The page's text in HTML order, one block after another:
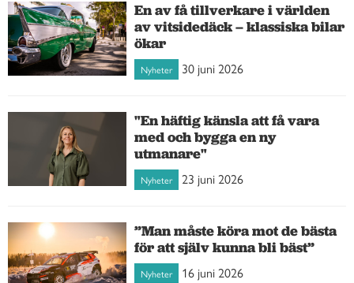
En av få tillverkare i världen
av vitsidedäck – klassiska bilar
ökar
Nyheter 30 juni 2026
"En häftig känsla att få vara
med och bygga en ny
utmanare"
Nyheter 23 juni 2026
”Man måste köra mot de bästa
för att själv kunna bli bäst”
Nyheter 16 juni 2026